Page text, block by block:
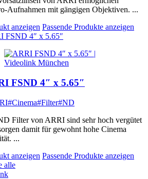
Aufnahmen mit gängigen Objektiven. ...
anzeigen Passende Produkte anzeigen
FSND 4″ x 5.65″
FSND 4″ x 5.65″
#Cinema#Filter#ND
Filter von ARRI sind sehr hoch vergütet
damit für gewohnt hohe Cinema
...
anzeigen Passende Produkte anzeigen
alle